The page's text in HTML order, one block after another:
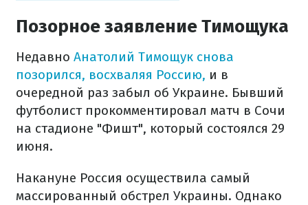
Позорное заявление Тимощука
Недавно Анатолий Тимощук снова
позорился, восхваляя Россию, и в
очередной раз забыл об Украине. Бывший
футболист прокомментировал матч в Сочи
на стадионе "Фишт", который состоялся 29
июня.
Накануне Россия осуществила самый
массированный обстрел Украины. Однако